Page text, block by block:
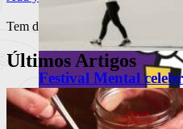
Festival Mental
Tem de iniciar a sessãopara
Últimos Artigos